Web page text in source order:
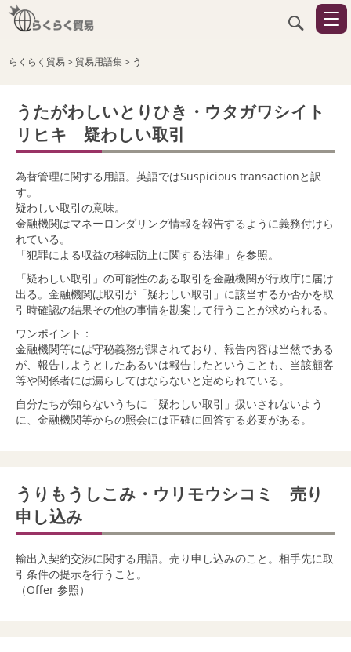
らくらく貿易> 貿易用語集> う
うたがわしいとりひき・ウタガワシイト
リヒキ 疑わしい取引
為替管理に関する用語。英語ではSuspicious transactionと訳
す。
疑わしい取引の意味。
金融機関はマネーロンダリング情報を報告するように義務付けら
れている。
「犯罪による収益の移転防止に関する法律」を参照。
「疑わしい取引」の可能性のある取引を金融機関が行政庁に届け
出る。金融機関は取引が「疑わしい取引」に該当するか否かを取
引時確認の結果その他の事情を勘案して行うことが求められる。
ワンポイント：
金融機関等には守秘義務が課されており、報告内容は当然である
が、報告しようとしたあるいは報告したということも、当該顧客
等や関係者には漏らしてはならないと定められている。
自分たちが知らないうちに「疑わしい取引」扱いされないよう
に、金融機関等からの照会には正確に回答する必要がある。
うりもうしこみ・ウリモウシコミ 売り
申し込み
輸出入契約交渉に関する用語。売り申し込みのこと。相手先に取
引条件の提示を行うこと。
（Offer 参照）